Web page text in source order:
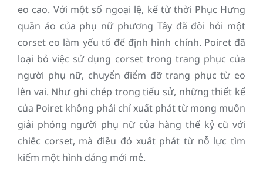
eo cao. Với một số ngoại lệ, kể từ thời Phục Hưng
quần áo của phụ nữ phương Tây đã đòi hỏi một
corset eo làm yếu tố để định hình chính. Poiret đã
loại bỏ việc sử dụng corset trong trang phục của
người phụ nữ, chuyển điểm đỡ trang phục từ eo
lên vai. Như ghi chép trong tiểu sử, những thiết kế
của Poiret không phải chỉ xuất phát từ mong muốn
giải phóng người phụ nữ của hàng thế kỷ cũ với
chiếc corset, mà điều đó xuất phát từ nỗ lực tìm
kiếm một hình dáng mới mẻ.